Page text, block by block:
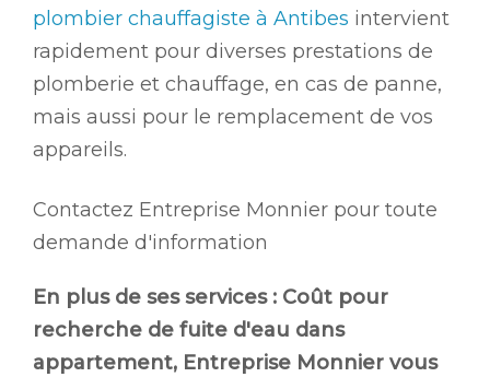
plombier chauffagiste à Antibes intervient
rapidement pour diverses prestations de
plomberie et chauffage, en cas de panne,
mais aussi pour le remplacement de vos
appareils.
Contactez Entreprise Monnier pour toute
demande d'information
En plus de ses services : Coût pour
recherche de fuite d'eau dans
appartement, Entreprise Monnier vous